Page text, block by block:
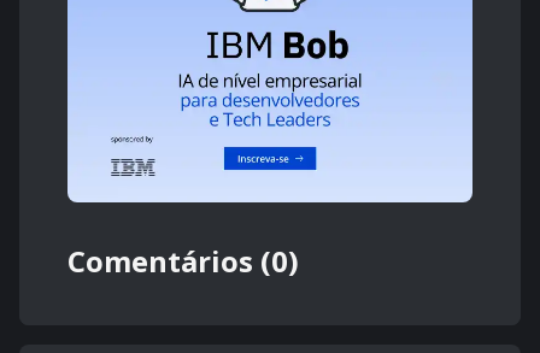
Comentários (0)